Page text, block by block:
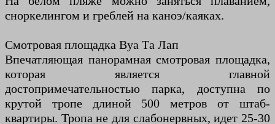
сноркелингом и греблей на каноэ/каяках.
Смотровая площадка Вуа Та Лап
Впечатляющая панорамная смотровая площадка,
которая является главной
достопримечательностью парка, доступна по
крутой тропе длиной 500 метров от штаб-
квартиры. Тропа не для слабонервных, идет 25-30